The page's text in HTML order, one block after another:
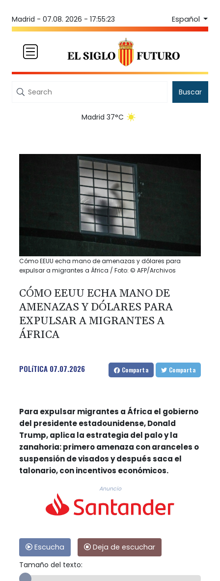
Madrid - 07.08. 2026 - 17:55:24 Español
Buscar
Madrid 37°C
Cómo EEUU echa mano de amenazas y dólares para
expulsar a migrantes a África / Foto: © AFP/Archivos
CÓMO EEUU ECHA MANO DE
AMENAZAS Y DÓLARES PARA
EXPULSAR A MIGRANTES A
ÁFRICA
POLíTICA 07.07.2026 Comparta Comparta
Para expulsar migrantes a África el gobierno
del presidente estadounidense, Donald
Trump, aplica la estrategia del palo y la
zanahoria: primero amenaza con aranceles o
suspensión de visados y después saca el
talonario, con incentivos económicos.
Anuncio
Escucha
Deja de escuchar
Tamaño del texto: